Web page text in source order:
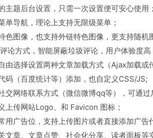
主题后台设置，只需一次设置便可安心使用
单导航，理论上支持无限级菜单；
色图像，也支持外链特色图像，更支持随机
论方式，智能屏蔽垃圾评论，用户体验度高
由选择设置两种文章加载方式（Ajax加载或
码（百度统计等）添加，也自定义CSS/JS;
交网络联系方式（微信微博qq等），可通
上传网站Logo、和 Favicon 图标；
用广告位，支持上传图片或者直接添加广告
文章、文章点赞、社会化分享、读者面板等